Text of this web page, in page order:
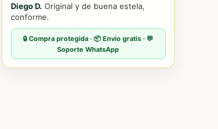
Diego D. Original y de buena estela,
conforme.
🔒 Compra protegida · 📦 Envío gratis · 💬
Soporte WhatsApp